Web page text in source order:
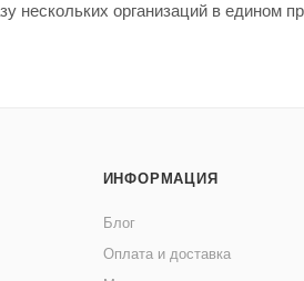
нескольких организаций в едином
ИНФОРМАЦИЯ
Блог
Оплата и доставка